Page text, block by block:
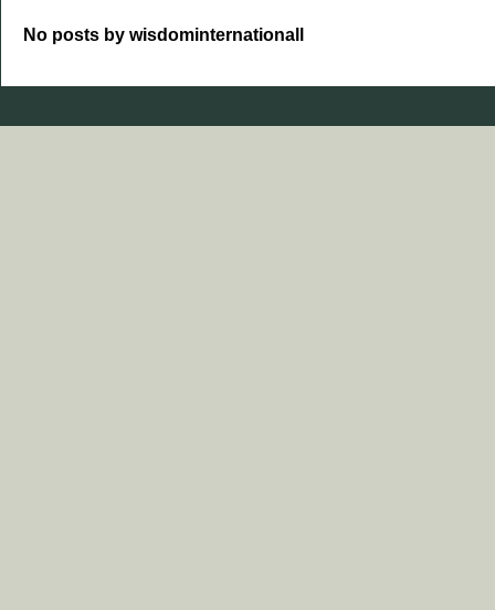
No posts by wisdominternationall